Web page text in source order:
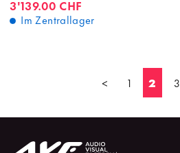
3'139.00 CHF
Im Zentrallager
< 1 2 3